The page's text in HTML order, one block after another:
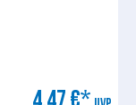
4,47 €*